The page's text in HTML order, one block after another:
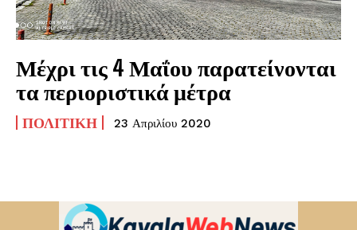
Μέχρι τις 4 Μαΐου παρατείνονται
τα περιοριστικά μέτρα
ΠΟΛΙΤΙΚΉ 23 Απριλίου 2020